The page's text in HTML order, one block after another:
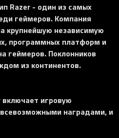
Razer - один из самых
геймеров. Компания
крупнейшую независимую
программных платформ и
геймеров. Поклонников
из континентов.
игровую
наградами, и